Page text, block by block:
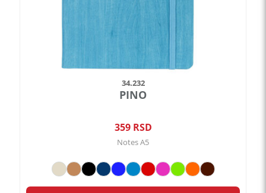
34.232
PINO
359 RSD
Notes A5
proizvoda.